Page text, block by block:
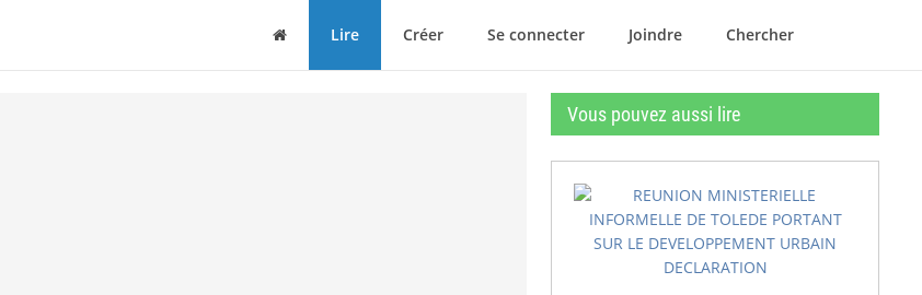
MaisonLire Créer Se connecter Joindre Chercher
Vous pouvez aussi lire